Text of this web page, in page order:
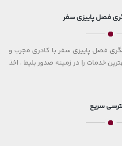
فصل پاییزی سفر
فصل پاییزی سفر با کادری مجرب و
خدمات را در زمینه صدور بلیط ، اخذ
سریع